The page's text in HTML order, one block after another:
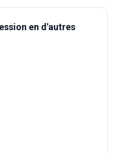
en d'autres